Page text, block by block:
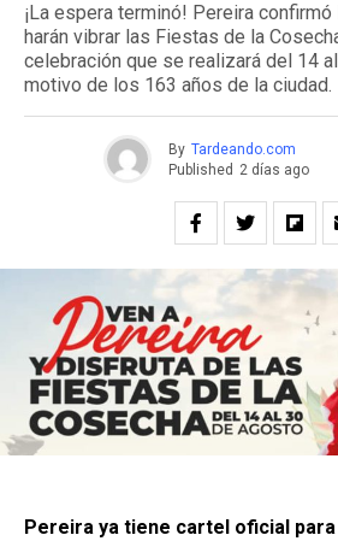
¡La espera terminó! Pereira
harán vibrar las Fiestas de la
celebración que se realizará del 14
motivo de los 163 años de la ciudad.
By Tardeando.com
Published 2 días ago
Pereira ya tiene cartel oficial